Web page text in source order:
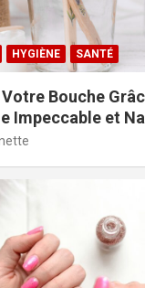
HYGIÈNE SANTÉ
Bouche
Impeccable et